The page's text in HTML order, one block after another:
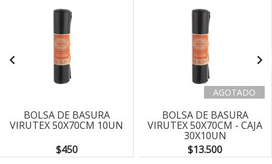
BOLSA DE BASURA
VIRUTEX 50X70CM 10UN
$450
AGOTADO
BOLSA DE BASURA
VIRUTEX 50X70CM - CAJA
30X10UN
$13.500